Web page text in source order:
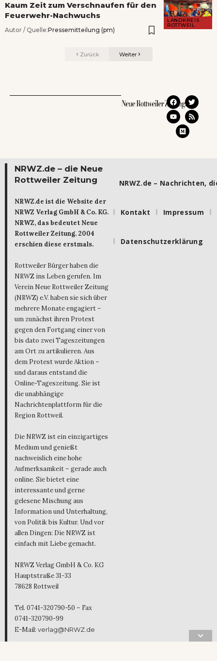
LANDKREIS
ROTTWEIL
Kaum Zeit zum Verschnaufen für den
Feuerwehr-Nachwuchs
Autor / Quelle:Pressemitteilung (pm)
Zurück Weiter
NRWZ.de – die Neue
Rottweiler Zeitung
NRWZ.de ist die Website der
NRWZ Verlag GmbH & Co. KG.
NRWZ, das bedeutet Neue
Rottweiler Zeitung. 2004
erschien diese erstmals.
Rottweiler Bürger haben die
NRWZ ins Leben gerufen. Im
Verein Neue Rottweiler Zeitung
(NRWZ) e.V. haben sie sich über
mehrere Monate engagiert –
um zunächst ihren Protest
gegen den Fortgang einer von
bis dato zwei Tageszeitungen
am Ort zu artikulieren. Aus
dem Protest wurde Aktion –
und daraus entstand die
Online-Tageszeitung. Sie ist
die unabhängige
Nachrichtenplattform für die
Region Rottweil.
Die NRWZ ist ein einzigartiges
Medium und genießt
nachweislich eine hohe
Aufmerksamkeit – gerade auch
online. Sie bietet eine
interessante und gerne
gelesene Mischung aus
Information und Unterhaltung,
von Politik bis Kultur. Und vor
allen Dingen: Die NRWZ ist
einfach mit Liebe gemacht.
NRWZ Verlag GmbH & Co. KG
Hauptstraße 31-33
78628 Rottweil
Tel. 0741-320790-50 – Fax
0741-320790-99
E-Mail: verlag@NRWZ.de
NRWZ.de – Nachrichten,
Kontakt Impressum
Datenschutzerklärung